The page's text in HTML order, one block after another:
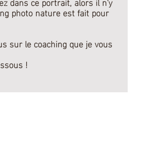
photo nature est fait pour
sur le coaching que je vous
!